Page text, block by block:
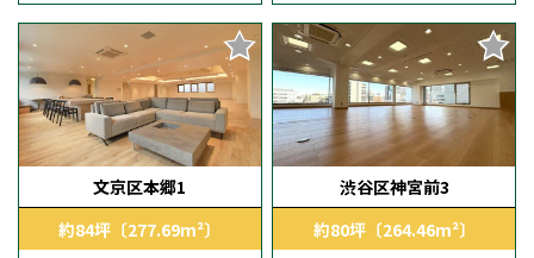
文京区本郷1
約84坪〔277.69m²〕
渋谷区神宮前3
約80坪〔264.46m²〕